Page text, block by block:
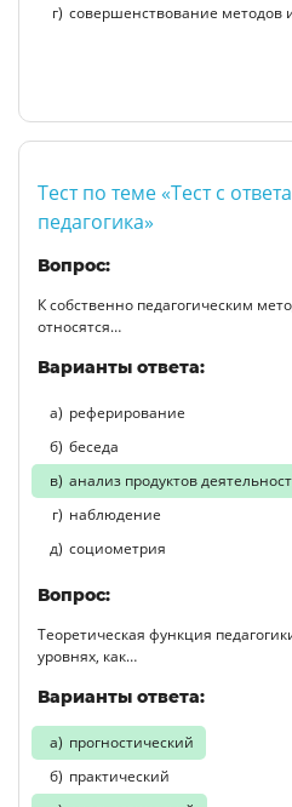
совершенствование методов
Тест по теме «Тест с
педагогика»
Вопрос:
К собственно педагогическим
относятся…
Варианты ответа:
реферирование
беседа
анализ продуктов
наблюдение
социометрия
Вопрос:
Теоретическая функция
уровнях, как…
Варианты ответа:
прогностический
практический